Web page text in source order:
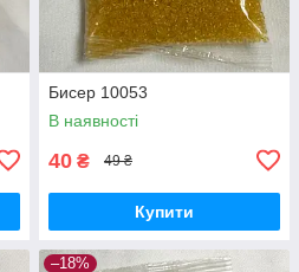
Бисер 10053
В наявності
40 ₴ 49 ₴
Купити
–18%